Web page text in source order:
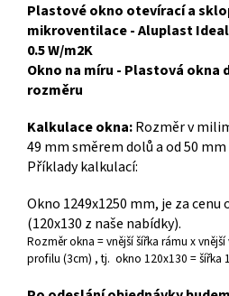
Plastové okno otevírací a
mikroventilace - Aluplast
0.5 W/m2K
Okno na míru - Plastová okna
rozměru
Kalkulace okna:Rozměr v
49 mm směrem dolů a od 50
Příklady kalkulací:
Okno 1249x1250 mm, je za cenu
(120x130 z naše nabídky).
Rozměr okna = vnější šířka rámu x
profilu (3cm) , tj. okno 120x130 = šířka